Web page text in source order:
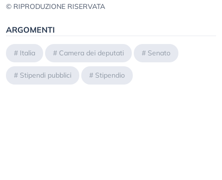
© RIPRODUZIONE RISERVATA
ARGOMENTI
# Italia # Camera dei deputati # Senato
# Stipendi pubblici # Stipendio